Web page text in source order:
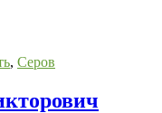
, Серов